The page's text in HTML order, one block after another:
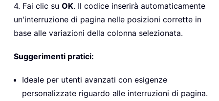
4. Fai clic su OK. Il codice inserirà automaticamente
un'interruzione di pagina nelle posizioni corrette in
base alle variazioni della colonna selezionata.
Suggerimenti pratici:
Ideale per utenti avanzati con esigenze
personalizzate riguardo alle interruzioni di pagina.